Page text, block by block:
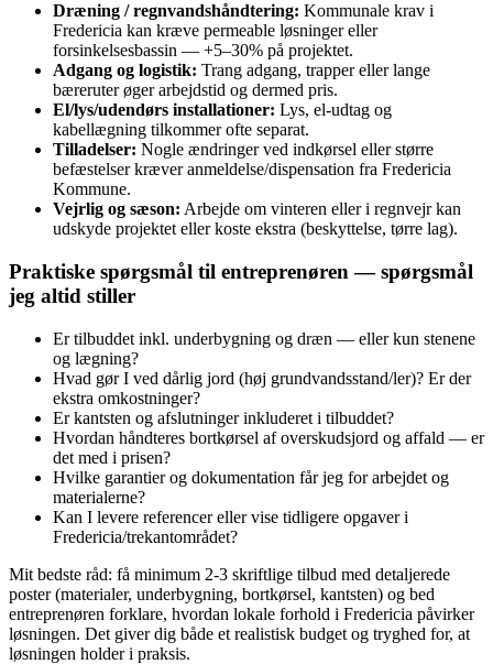
Dræning / regnvandshåndtering: Kommunale krav i
Fredericia kan kræve permeable løsninger eller
forsinkelsesbassin — +5–30% på projektet.
Adgang og logistik: Trang adgang, trapper eller lange
bæreruter øger arbejdstid og dermed pris.
El/lys/udendørs installationer: Lys, el-udtag og
kabellægning tilkommer ofte separat.
Tilladelser: Nogle ændringer ved indkørsel eller større
befæstelser kræver anmeldelse/dispensation fra Fredericia
Kommune.
Vejrlig og sæson: Arbejde om vinteren eller i regnvejr kan
udskyde projektet eller koste ekstra (beskyttelse, tørre lag).
Praktiske spørgsmål til entreprenøren — spørgsmål
jeg altid stiller
Er tilbuddet inkl. underbygning og dræn — eller kun stenene
og lægning?
Hvad gør I ved dårlig jord (høj grundvandsstand/ler)? Er der
ekstra omkostninger?
Er kantsten og afslutninger inkluderet i tilbuddet?
Hvordan håndteres bortkørsel af overskudsjord og affald — er
det med i prisen?
Hvilke garantier og dokumentation får jeg for arbejdet og
materialerne?
Kan I levere referencer eller vise tidligere opgaver i
Fredericia/trekantområdet?
Mit bedste råd: få minimum 2-3 skriftlige tilbud med detaljerede
poster (materialer, underbygning, bortkørsel, kantsten) og bed
entreprenøren forklare, hvordan lokale forhold i Fredericia påvirker
løsningen. Det giver dig både et realistisk budget og tryghed for, at
løsningen holder i praksis.